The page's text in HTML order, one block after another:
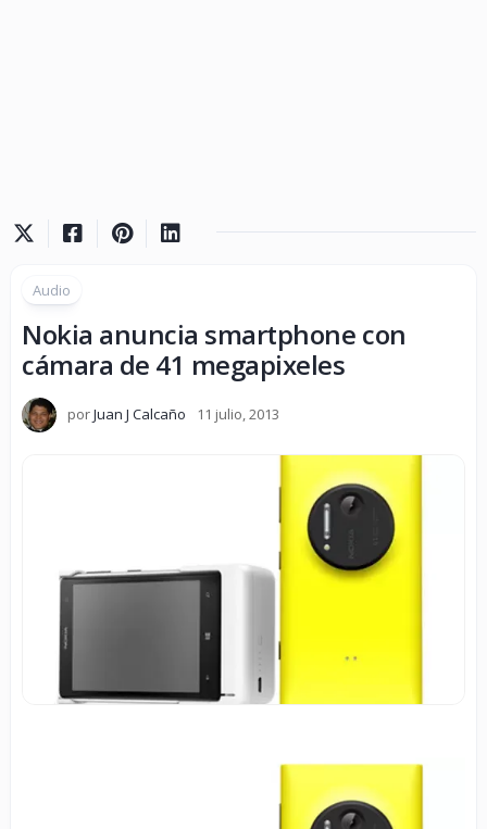
Audio
Nokia anuncia smartphone con
cámara de 41 megapixeles
porJuan J Calcaño 11 julio, 2013